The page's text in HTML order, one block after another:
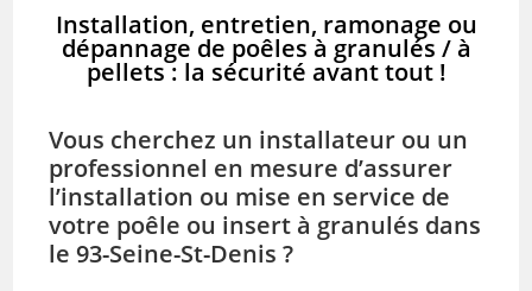
Installation, entretien, ramonage ou
dépannage de poêles à granulés / à
pellets : la sécurité avant tout !
Vous cherchez un installateur ou un
professionnel en mesure d’assurer
l’installation ou mise en service de
votre poêle ou insert à granulés dans
le 93-Seine-St-Denis ?